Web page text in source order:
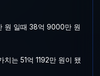
원 일때 38억 9000만 원
는 51억 1192만 원이 됐